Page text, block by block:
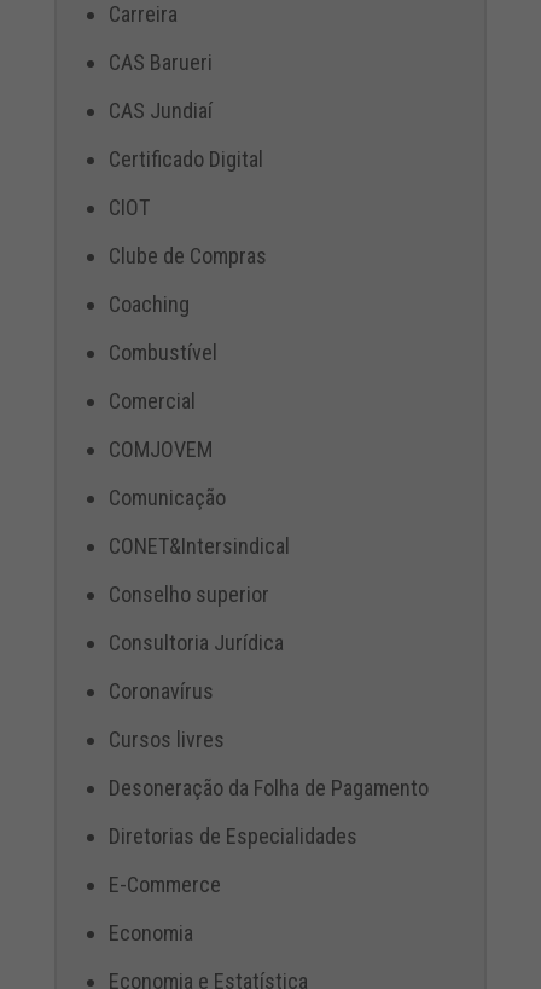
Carreira
CAS Barueri
CAS Jundiaí
Certificado Digital
CIOT
Clube de Compras
Coaching
Combustível
Comercial
COMJOVEM
Comunicação
CONET&Intersindical
Conselho superior
Consultoria Jurídica
Coronavírus
Cursos livres
Desoneração da Folha de Pagamento
Diretorias de Especialidades
E-Commerce
Economia
Economia e Estatística